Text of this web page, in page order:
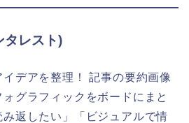
タレスト)
デアを整理！ 記事の要約画像
グラフィックをボードにまと
返したい」「ビジュアルで情